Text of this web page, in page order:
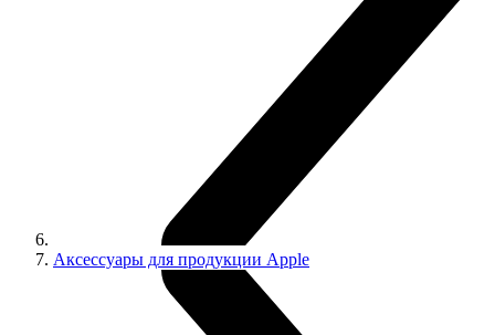
Аксессуары для продукции Apple